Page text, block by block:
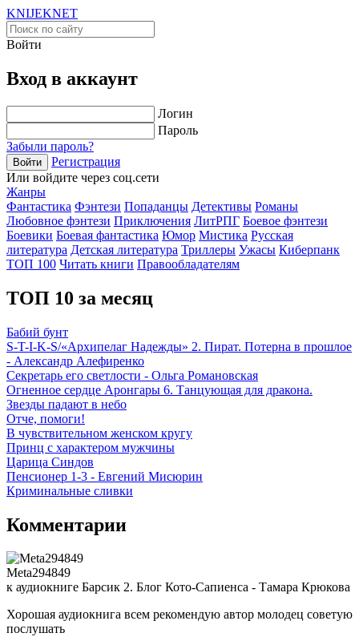
KNIJEKNET
Войти
Вход в аккаунт
Логин
Пароль
Забыли пароль?
Войти
Регистрация
Или войдите через соц.сети
Жанры
Фантастика Фэнтези Попаданцы Детективы Романы
Любовное фэнтези Приключения ЛитРПГ Боевое фэнтези
Боевики Боевая фантастика Юмор Мистика Русская
литература Детская литература Триллеры Ужасы Киберпанк
ТОП 100 Читать книги Правообладателям
ТОП 10 за месяц
Бабий бунт
S-T-I-K-S/«Архипелаг Надежды» 2. Пират. Потерна в прошлое
- Александр Алефиренко
Секретарь его светлости - Ольга Романовская
Огненное сердце Аронгары 6. Танцующая для дракона.
Звезды падают в небо
Отче, помоги!
В чувствительном женском кругу
Принц с характером мужчины
Царица Синдов
Пенсионер 1-3 - Евгений Мисюрин
Криминальные сливки
Комментарии
Meta294849
к аудиокниге Барсик 2. Блог Кото-Сапиенса - Тамара Крюкова
Хорошая аудиокнига всем рекомендую автор молодец советую
послушать